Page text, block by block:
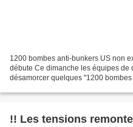
1200 bombes anti-bunkers US non
débute Ce dimanche les équipes de
désamorcer quelques "1200
!! Les tensions